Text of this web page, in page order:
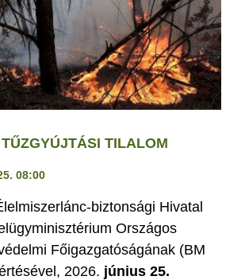
TILALOM
08:00
biztonsági Hivatal
Országos
Főigazgatóságának (BM
2026. június 25.